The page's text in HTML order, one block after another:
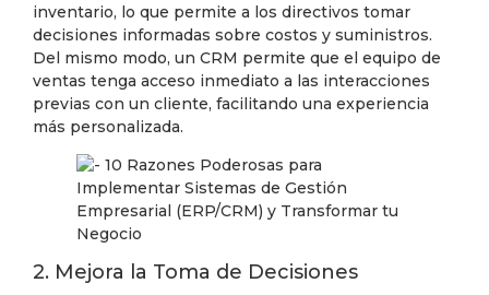
inventario, lo que permite a los directivos tomar
decisiones informadas sobre costos y suministros.
Del mismo modo, un CRM permite que el equipo de
ventas tenga acceso inmediato a las interacciones
previas con un cliente, facilitando una experiencia
más personalizada.
2. Mejora la Toma de Decisiones